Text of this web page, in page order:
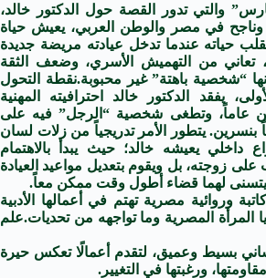
والتي تدور القصة حول الدكتور خالد،
في مصر والوطن العربي، يعيش حياة
حياته عندما تدخل عيادته مريضة جديدة
(24 عاماً)، تعاني من التهميش الأسري، وضعف الثقة
“شخصية باهتة” غير محبوبة.نقطة التحول
يفقد الدكتور خالد احترافيته المهنية
عاماً، وتطغى شخصية “الرجل” فيه على
يتطور الأمر تدريجياً من زلات لسان
داخلي يعيشه خالد؛ حيث يبدأ بالاهتمام
زوجته، بل ويقوم بتعديل مواعيد العيادة
لهما قضاء أطول وقت ممكن معاً.
وروائية مصرية تهتم في أعمالها الأدبية
المرأة المصرية وما تواجهه من تحديات.علم
بسيط وعميق، لتقدم أعمالًا تعكس حيرة
ورغبتها في التغيير.